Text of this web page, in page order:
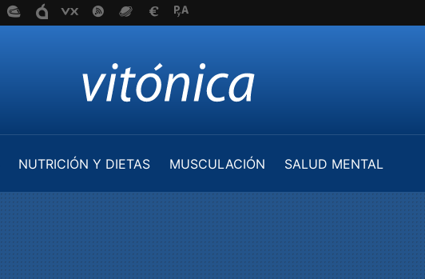
NUTRICIÓN Y DIETAS MUSCULACIÓN
SALUD MENTAL